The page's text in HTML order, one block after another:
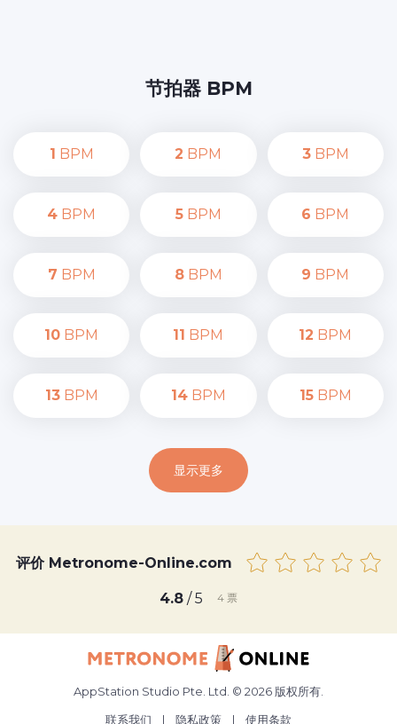
节拍器 BPM
1 BPM 2 BPM 3BPM
4 BPM 5BPM 6 BPM
7 BPM 8BPM 9 BPM
10 BPM 11 BPM 12 BPM
13BPM 14BPM 15BPM
显示更多
评价 Metronome-Online.com
4.8 / 5 4 票
AppStation Studio Pte. Ltd. © 2026 版权所有.
联系我们
| 隐私政策 | 使用条款